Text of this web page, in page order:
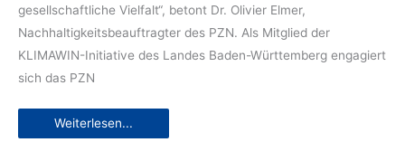
gesellschaftliche Vielfalt“, betont Dr. Olivier Elmer,
Nachhaltigkeitsbeauftragter des PZN. Als Mitglied der
KLIMAWIN-Initiative des Landes Baden-Württemberg engagiert
sich das PZN
Bürgerstiftung
Wiesloch
Weiterlesen...